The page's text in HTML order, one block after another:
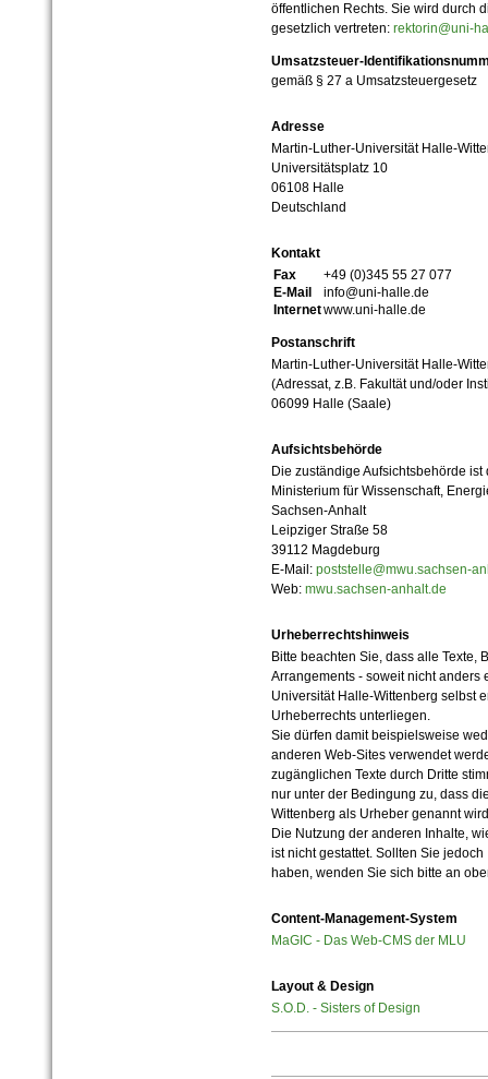
öffentlichen Rechts. Sie wird durch
gesetzlich vertreten: rektorin@uni-
Umsatzsteuer-
gemäß § 27 a Umsatzsteuergesetz
Adresse
Martin-Luther-Universität Halle-
Universitätsplatz 10
06108 Halle
Deutschland
Kontakt
Fax
+49 (0)345 55 27 077
E-Mail
info@uni-halle.de
Internetwww.uni-halle.de
Postanschrift
Martin-Luther-Universität Halle-
(Adressat, z.B. Fakultät und/oder
06099 Halle (Saale)
Aufsichtsbehörde
Die zuständige Aufsichtsbehörde ist
Ministerium für Wissenschaft,
Sachsen-Anhalt
Leipziger Straße 58
39112 Magdeburg
E-Mail: poststelle@mwu.sachsen-
Web: mwu.sachsen-anhalt.de
Urheberrechtshinweis
Bitte beachten Sie, dass alle Texte,
Arrangements - soweit nicht anders
Universität Halle-Wittenberg selbst
Urheberrechts unterliegen.
Sie dürfen damit beispielsweise
anderen Web-Sites verwendet
zugänglichen Texte durch Dritte
nur unter der Bedingung zu, dass
Wittenberg als Urheber genannt
Die Nutzung der anderen Inhalte,
ist nicht gestattet. Sollten Sie
haben, wenden Sie sich bitte an
Content-Management-System
MaGIC - Das Web-CMS der MLU
Layout & Design
S.O.D. - Sisters of Design